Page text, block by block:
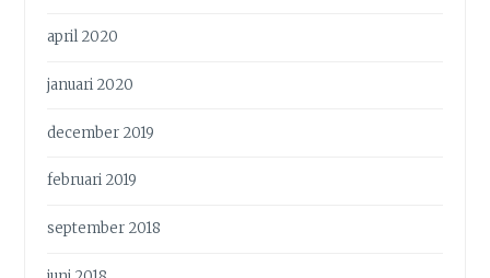
april 2020
januari 2020
december 2019
februari 2019
september 2018